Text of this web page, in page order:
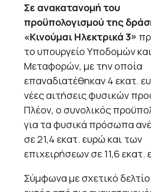
Σε ανακατανομή του
προϋπολογισμού της
«Κινούμαι Ηλεκτρικά 3»
το υπουργείο Υποδομών και
Μεταφορών, με την οποία
επαναδιατέθηκαν 4 εκατ.
νέες αιτήσεις φυσικών
Πλέον, ο συνολικός
για τα φυσικά πρόσωπα
σε 21,4 εκατ. ευρώ και των
επιχειρήσεων σε 11,6 εκατ.
Σύμφωνα με σχετικό